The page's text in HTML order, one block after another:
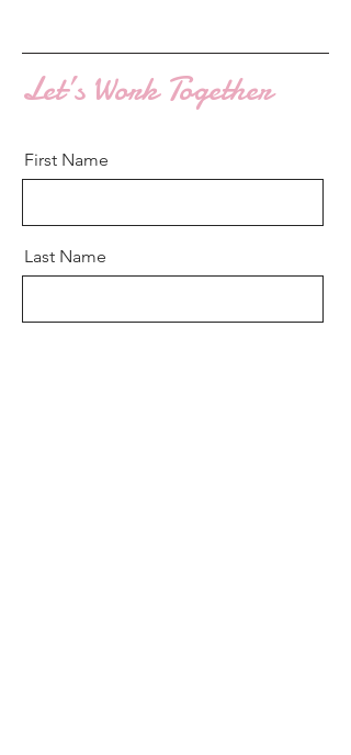
Let’s Work Together
First Name
Last Name